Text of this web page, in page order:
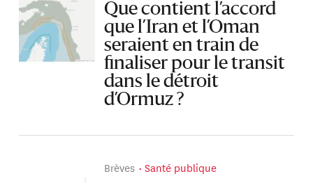
Que contient l’accord
que l’Iran et l’Oman
seraient en train de
finaliser pour le transit
dans le détroit
d’Ormuz ?
Brèves Santé publique